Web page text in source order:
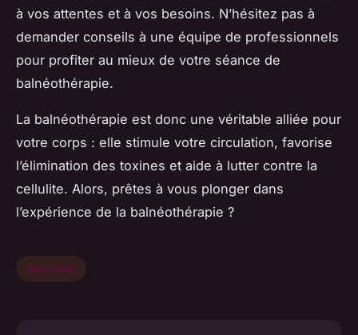
à vos attentes et à vos besoins. N’hésitez pas à
demander conseils à une équipe de professionnels
pour profiter au mieux de votre séance de
balnéothérapie.
La balnéothérapie est donc une véritable alliée pour
votre corps : elle stimule votre circulation, favorise
l’élimination des toxines et aide à lutter contre la
cellulite. Alors, prêtes à vous plonger dans
l’expérience de la balnéothérapie ?
Bien-etre